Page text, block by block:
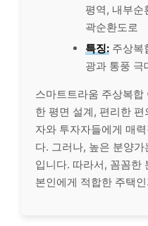
평역, 내부순
곽순환도로
특징: 주상복
광과 통풍 극
스마트트라움 주상복
한 평면 설계, 편리한
자와 투자자들에게 매
다. 그러나, 높은 분양
입니다. 따라서, 꼼꼼한
본인에게 적합한 주택